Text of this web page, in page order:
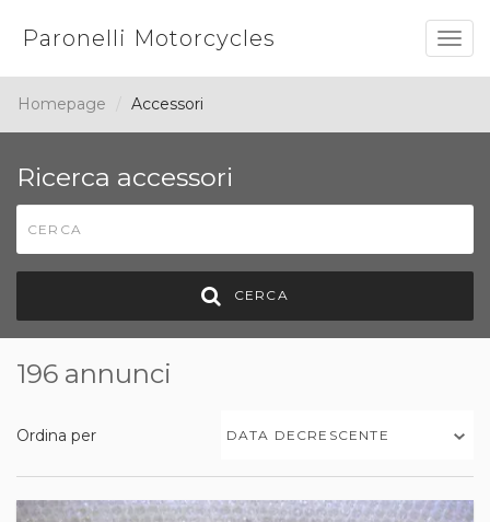
Paronelli Motorcycles
Homepage Accessori
Ricerca accessori
CERCA
196 annunci
Ordina per DATA DECRESCENTE